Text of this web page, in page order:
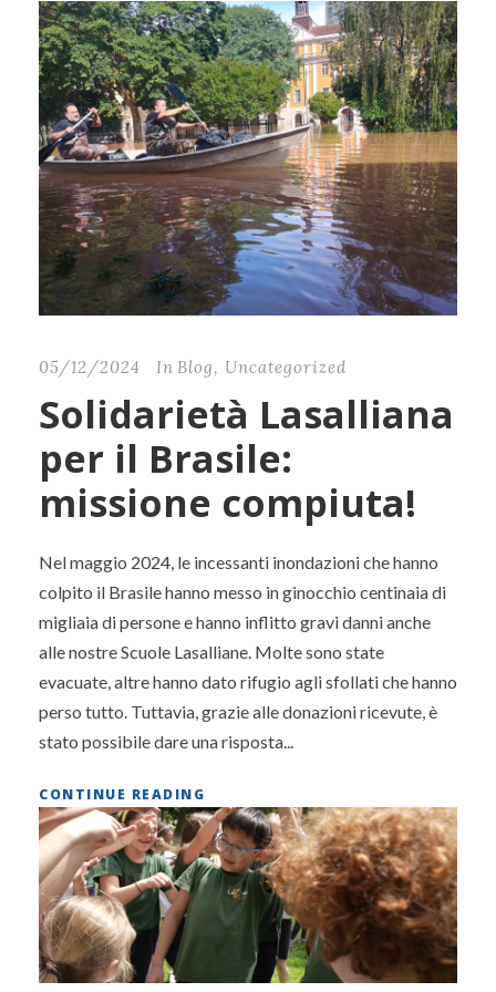
05/12/2024 In Blog, Uncategorized
Solidarietà Lasalliana
per il Brasile:
missione compiuta!
Nel maggio 2024, le incessanti inondazioni che hanno
colpito il Brasile hanno messo in ginocchio centinaia di
migliaia di persone e hanno inflitto gravi danni anche
alle nostre Scuole Lasalliane. Molte sono state
evacuate, altre hanno dato rifugio agli sfollati che hanno
perso tutto. Tuttavia, grazie alle donazioni ricevute, è
stato possibile dare una risposta...
CONTINUE READING